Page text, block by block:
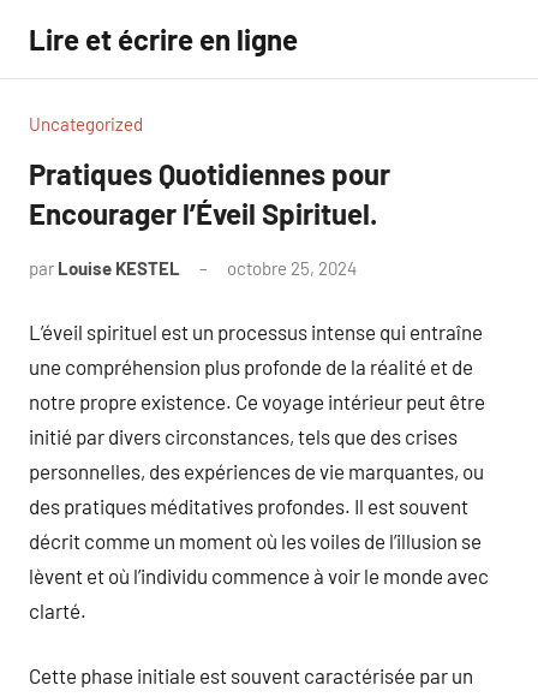
contenu
Lire et écrire en ligne
Uncategorized
Pratiques Quotidiennes pour
Encourager l’Éveil Spirituel.
par Louise KESTEL octobre 25, 2024
L’éveil spirituel est un processus intense qui entraîne
une compréhension plus profonde de la réalité et de
notre propre existence. Ce voyage intérieur peut être
initié par divers circonstances, tels que des crises
personnelles, des expériences de vie marquantes, ou
des pratiques méditatives profondes. Il est souvent
décrit comme un moment où les voiles de l’illusion se
lèvent et où l’individu commence à voir le monde avec
clarté.
Cette phase initiale est souvent caractérisée par un